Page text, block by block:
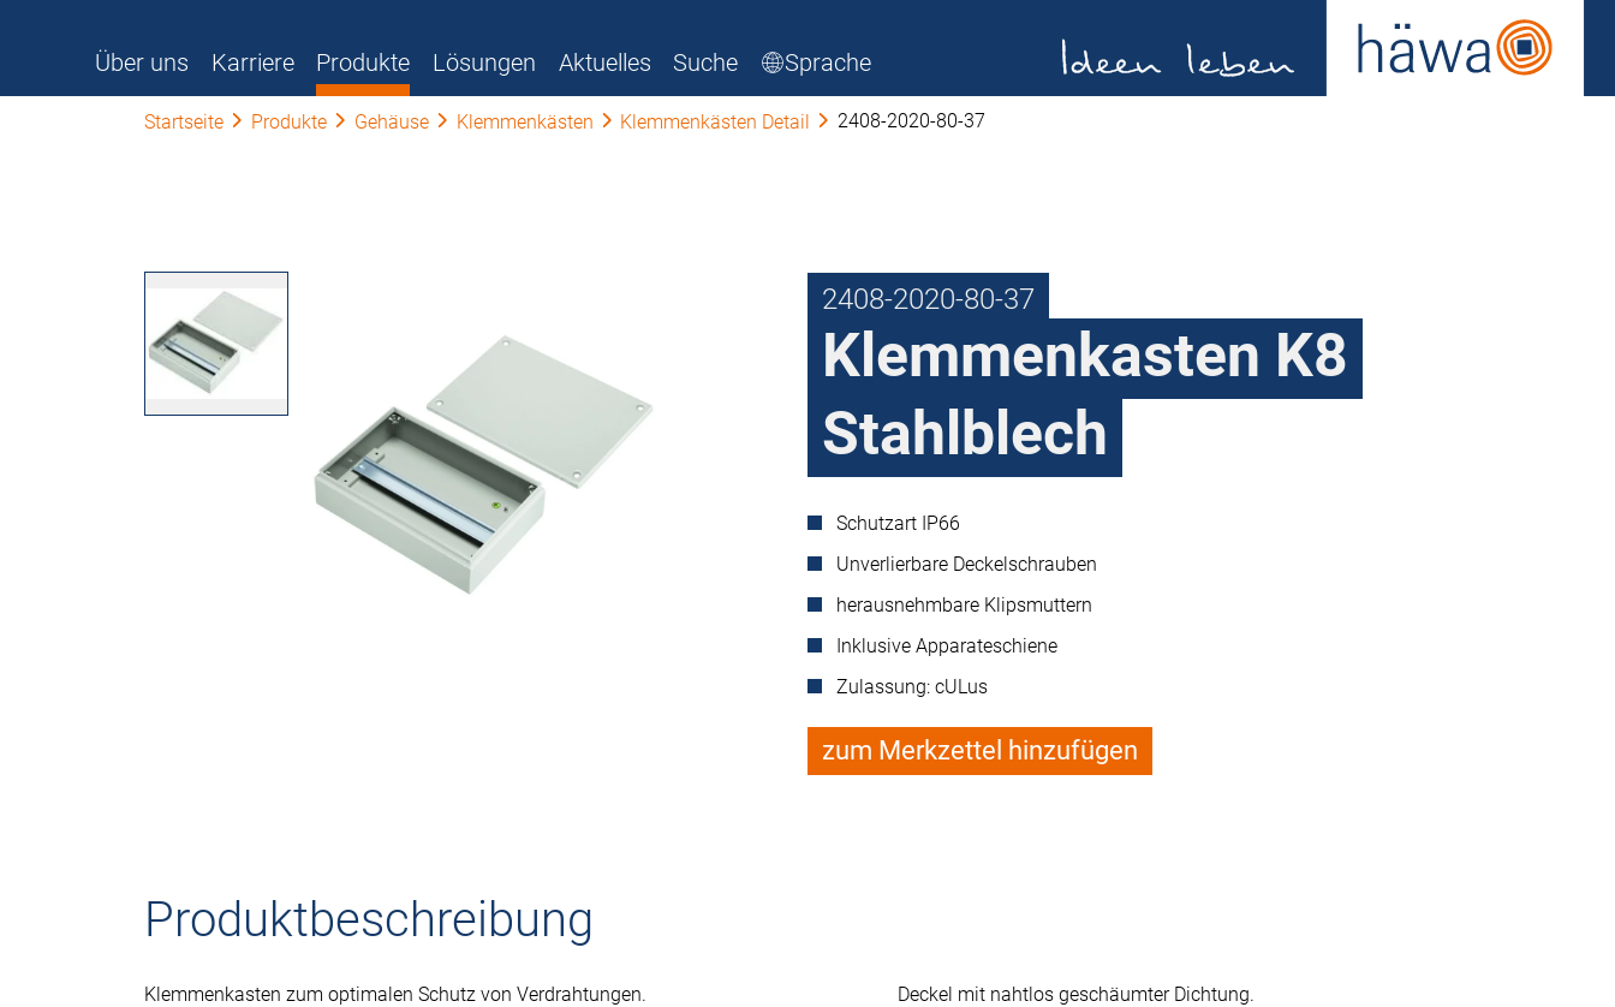
Über uns Karriere Produkte Lösungen Aktuelles Suche Sprache
Startseite Produkte Gehäuse Klemmenkästen Klemmenkästen Detail 2408-2020-80-37
2408-2020-80-37
Klemmenkasten K8
Stahlblech
Schutzart IP66
Unverlierbare Deckelschrauben
herausnehmbare Klipsmuttern
Inklusive Apparateschiene
Zulassung: cULus
zum Merkzettel hinzufügen
Produktbeschreibung
Klemmenkasten zum optimalen Schutz von Verdrahtungen. Deckel mit nahtlos geschäumter Dichtung.